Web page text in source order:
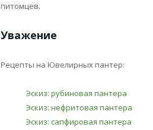
питомцев.
Уважение
Рецепты на Ювелирных пантер:
Эскиз: рубиновая пантера
Эскиз: нефритовая пантера
Эскиз: сапфировая пантера